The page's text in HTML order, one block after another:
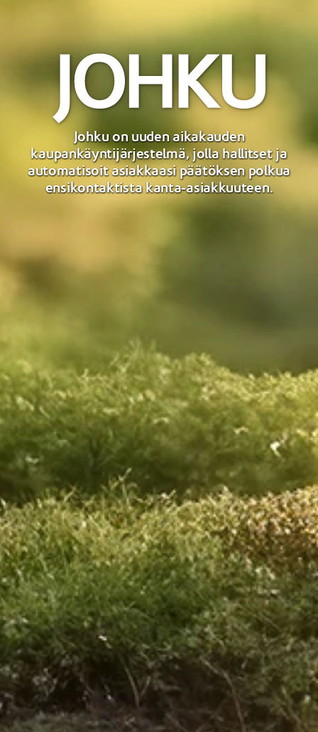
Johku on uuden aikakauden
kaupankäyntijärjestelmä, jolla hallitset ja
automatisoit asiakkaasi päätöksen polkua
ensikontaktista kanta-asiakkuuteen.